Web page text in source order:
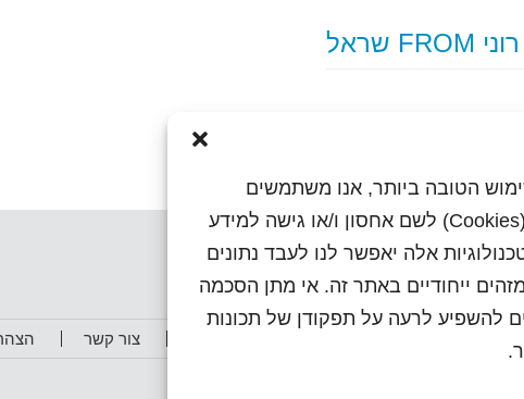
הטובה ביותר, אנו משתמשים
בטכנולוגיות כגון עוגיות (Cookies) לשם אחסון ו/או גישה למידע
אלה יאפשר לנו לעבד נתונים
ייחודיים באתר זה. אי מתן הסכמה
להשפיע לרעה על תפקודן של תכונות
צור קשר